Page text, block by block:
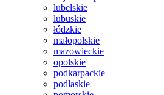
lubelskie
lubuskie
łódzkie
małopolskie
mazowieckie
opolskie
podkarpackie
podlaskie